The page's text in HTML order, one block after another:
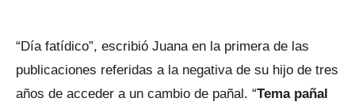
“Día fatídico”, escribió Juana en la primera de las
publicaciones referidas a la negativa de su hijo de tres
años de acceder a un cambio de pañal. “Tema pañal